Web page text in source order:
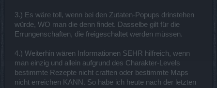
3.) Es wäre toll, wenn bei den Zutaten-Popups drinstehen
würde, WO man die denn findet. Dasselbe gilt für die
Errungenschaften, die freigeschaltet werden müssen.
4.) Weiterhin wären Informationen SEHR hilfreich, wenn
man einzig und allein aufgrund des Charakter-Levels
bestimmte Rezepte nicht craften oder bestimmte Maps
nicht erreichen KANN. So habe ich heute nach der letzten